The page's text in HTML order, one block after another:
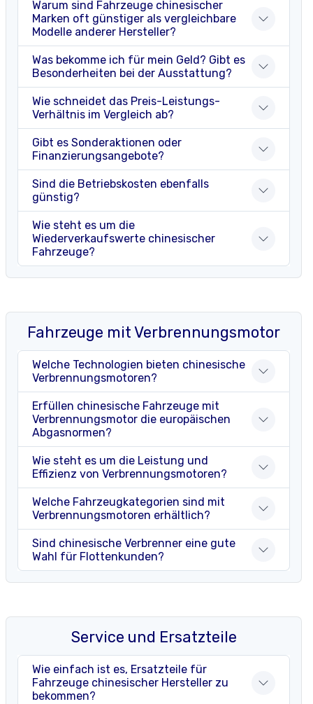
Warum sind Fahrzeuge chinesischer
Marken oft günstiger als vergleichbare
Modelle anderer Hersteller?
Was bekomme ich für mein Geld? Gibt es
Besonderheiten bei der Ausstattung?
Wie schneidet das Preis-Leistungs-
Verhältnis im Vergleich ab?
Gibt es Sonderaktionen oder
Finanzierungsangebote?
Sind die Betriebskosten ebenfalls
günstig?
Wie steht es um die
Wiederverkaufswerte chinesischer
Fahrzeuge?
Fahrzeuge mit Verbrennungsmotor
Welche Technologien bieten chinesische
Verbrennungsmotoren?
Erfüllen chinesische Fahrzeuge mit
Verbrennungsmotor die europäischen
Abgasnormen?
Wie steht es um die Leistung und
Effizienz von Verbrennungsmotoren?
Welche Fahrzeugkategorien sind mit
Verbrennungsmotoren erhältlich?
Sind chinesische Verbrenner eine gute
Wahl für Flottenkunden?
Service und Ersatzteile
Wie einfach ist es, Ersatzteile für
Fahrzeuge chinesischer Hersteller zu
bekommen?